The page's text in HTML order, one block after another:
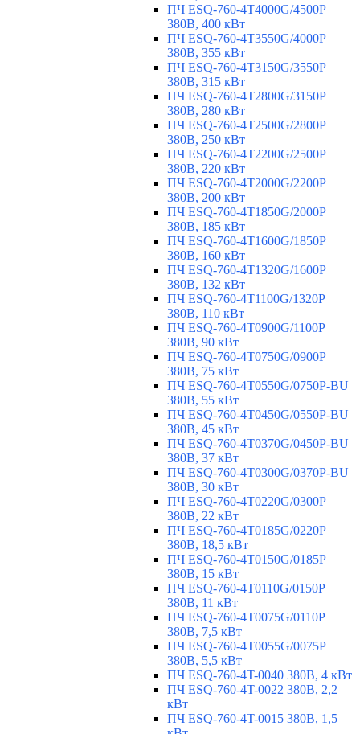
ПЧ ESQ-760-4T4000G/4500P
380В, 400 кВт
ПЧ ESQ-760-4T3550G/4000P
380В, 355 кВт
ПЧ ESQ-760-4T3150G/3550P
380В, 315 кВт
ПЧ ESQ-760-4T2800G/3150P
380В, 280 кВт
ПЧ ESQ-760-4T2500G/2800P
380В, 250 кВт
ПЧ ESQ-760-4T2200G/2500P
380В, 220 кВт
ПЧ ESQ-760-4T2000G/2200P
380В, 200 кВт
ПЧ ESQ-760-4T1850G/2000P
380В, 185 кВт
ПЧ ESQ-760-4T1600G/1850P
380В, 160 кВт
ПЧ ESQ-760-4T1320G/1600P
380В, 132 кВт
ПЧ ESQ-760-4T1100G/1320P
380В, 110 кВт
ПЧ ESQ-760-4T0900G/1100P
380В, 90 кВт
ПЧ ESQ-760-4T0750G/0900P
380В, 75 кВт
ПЧ ESQ-760-4T0550G/0750P-BU
380В, 55 кВт
ПЧ ESQ-760-4T0450G/0550P-BU
380В, 45 кВт
ПЧ ESQ-760-4T0370G/0450P-BU
380В, 37 кВт
ПЧ ESQ-760-4T0300G/0370P-BU
380В, 30 кВт
ПЧ ESQ-760-4T0220G/0300P
380В, 22 кВт
ПЧ ESQ-760-4T0185G/0220P
380В, 18,5 кВт
ПЧ ESQ-760-4T0150G/0185P
380В, 15 кВт
ПЧ ESQ-760-4T0110G/0150P
380В, 11 кВт
ПЧ ESQ-760-4T0075G/0110P
380В, 7,5 кВт
ПЧ ESQ-760-4T0055G/0075P
380В, 5,5 кВт
ПЧ ESQ-760-4T-0040 380В, 4 кВт
ПЧ ESQ-760-4T-0022 380В, 2,2
кВт
ПЧ ESQ-760-4T-0015 380В, 1,5